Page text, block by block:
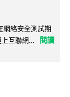
絡安全測試期
互聯網...
閱讀